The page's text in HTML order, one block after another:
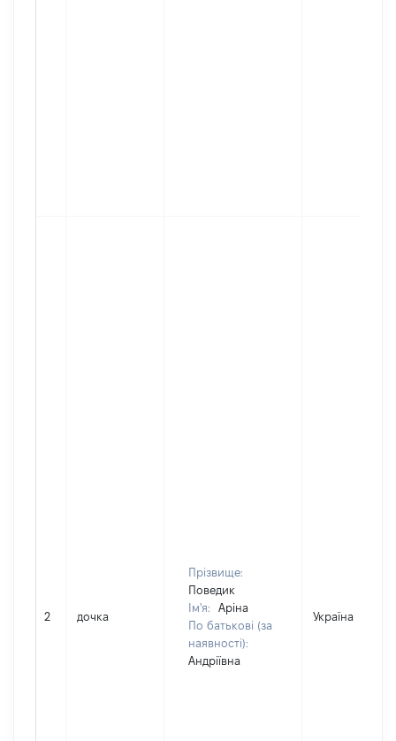
2 дочка
Прізвище:
Поведик
Ім'я:
Аріна
По батькові (за
наявності):
Андріївна
Україна